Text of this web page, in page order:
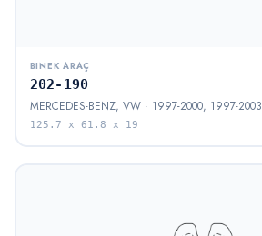
BINEK ARAÇ
202-190
MERCEDES-BENZ, VW · 1997-2000, 1997-2003
125.7 x 61.8 x 19